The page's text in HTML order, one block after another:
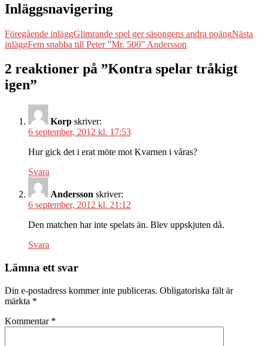
Inläggsnavigering
Föregående inläggGlimrande spel ger säsongens andra poängNästa
inläggFem snabba till Peter ”Mr. 500” Andersson
2 reaktioner på ”Kontra spelar tråkigt
igen”
Korp skriver:
6 september, 2012 kl. 17:53
Hur gick det i erat möte mot Kvarnen i våras?
Svara
Andersson skriver:
6 september, 2012 kl. 21:12
Den matchen har inte spelats än. Blev uppskjuten då.
Svara
Lämna ett svar
Din e-postadress kommer inte publiceras. Obligatoriska fält är
märkta *
Kommentar *